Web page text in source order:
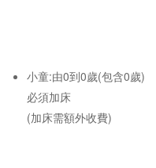
小童:由0到0歲(包含0歲)
必須加床
(加床需額外收費)